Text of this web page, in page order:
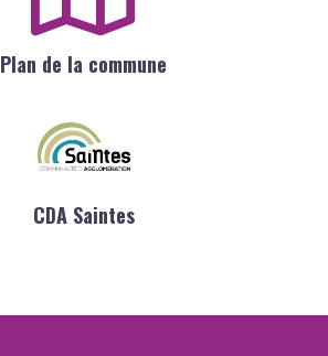
Plan de la commune
CDA Saintes